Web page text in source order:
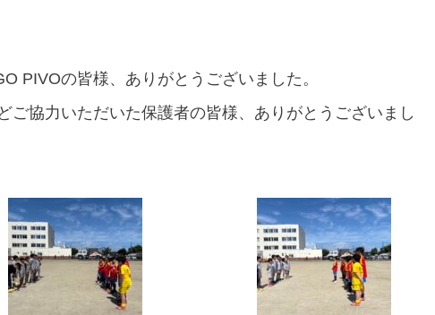
PIVOの皆様、ありがとうございました。
ご協力いただいた保護者の皆様、ありがとうございまし